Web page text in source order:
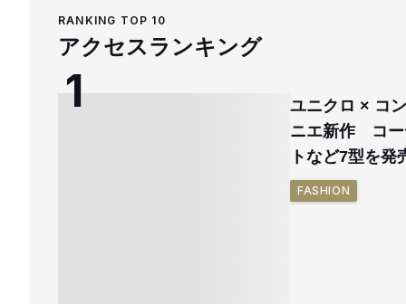
RANKING TOP 10
アクセスランキング
ユニクロ × コ
ニエ新作 コー
トなど7型を発
FASHION